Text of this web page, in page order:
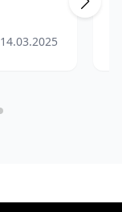
14.03.2025